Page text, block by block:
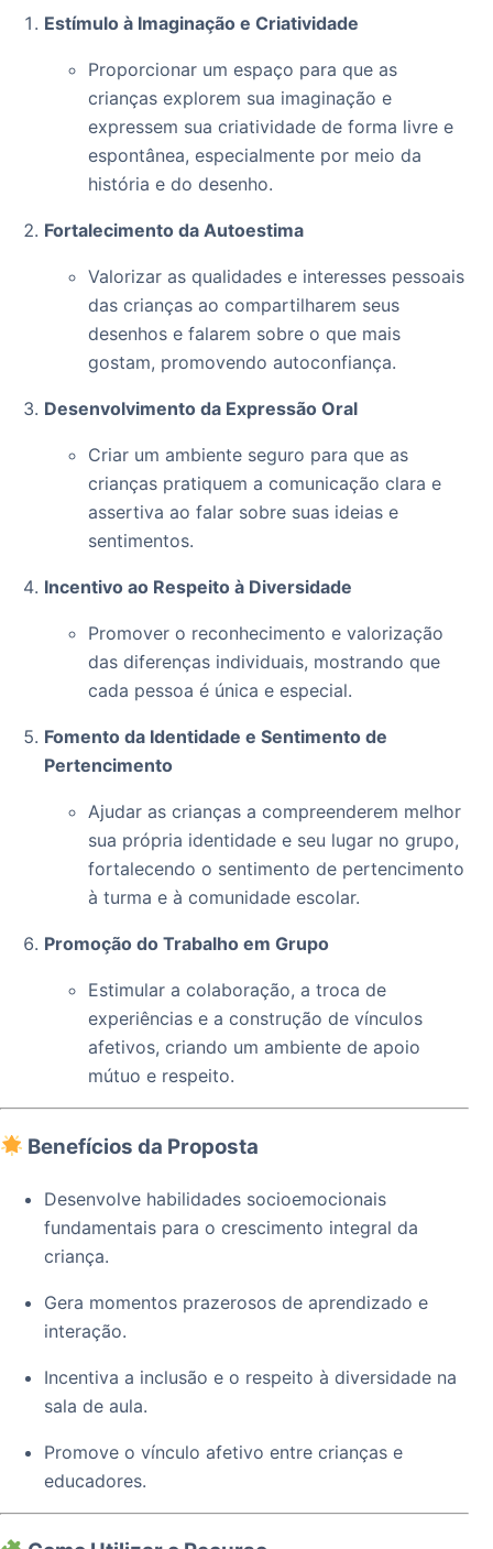
Estímulo à Imaginação e Criatividade
Proporcionar um espaço para que as
crianças explorem sua imaginação e
expressem sua criatividade de forma livre e
espontânea, especialmente por meio da
história e do desenho.
Fortalecimento da Autoestima
Valorizar as qualidades e interesses pessoais
das crianças ao compartilharem seus
desenhos e falarem sobre o que mais
gostam, promovendo autoconfiança.
Desenvolvimento da Expressão Oral
Criar um ambiente seguro para que as
crianças pratiquem a comunicação clara e
assertiva ao falar sobre suas ideias e
sentimentos.
Incentivo ao Respeito à Diversidade
Promover o reconhecimento e valorização
das diferenças individuais, mostrando que
cada pessoa é única e especial.
Fomento da Identidade e Sentimento de
Pertencimento
Ajudar as crianças a compreenderem melhor
sua própria identidade e seu lugar no grupo,
fortalecendo o sentimento de pertencimento
à turma e à comunidade escolar.
Promoção do Trabalho em Grupo
Estimular a colaboração, a troca de
experiências e a construção de vínculos
afetivos, criando um ambiente de apoio
mútuo e respeito.
Benefícios da Proposta
Desenvolve habilidades socioemocionais
fundamentais para o crescimento integral da
criança.
Gera momentos prazerosos de aprendizado e
interação.
Incentiva a inclusão e o respeito à diversidade na
sala de aula.
Promove o vínculo afetivo entre crianças e
educadores.